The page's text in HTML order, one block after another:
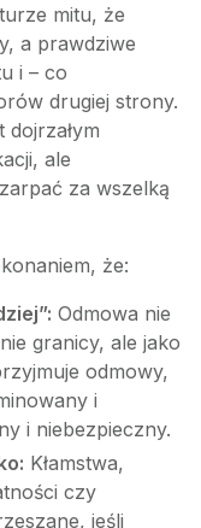
mitu, że
a prawdziwe
i – co
drugiej strony.
dojrzałym
ale
za wszelką
że:
Odmowa nie
granicy, ale jako
odmowy,
i
i niebezpieczny.
Kłamstwa,
czy
jeśli